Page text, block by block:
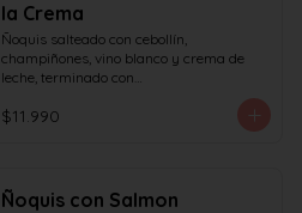
la Crema
Ñoquis salteado con cebollín,
champiñones, vino blanco y crema de
leche, terminado con
$11.990
Ñoquis con Salmon